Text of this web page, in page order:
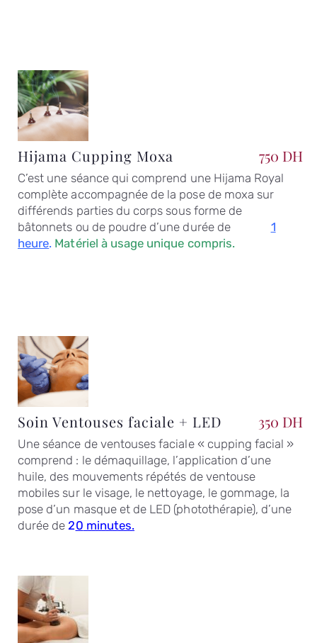
Hijama Cupping Moxa 750 DH
C’est une séance qui comprend une Hijama Royal
complète accompagnée de la pose de moxa sur
différends parties du corps sous forme de
bâtonnets ou de poudre d’une durée de 1
heure. Matériel à usage unique compris.
Soin Ventouses faciale + LED
Une séance de ventouses faciale « cupping facial »
comprend : le démaquillage, l’application d’une
huile, des mouvements répétés de ventouse
mobiles sur le visage, le nettoyage, le gommage, la
pose d’un masque et de LED (photothérapie), d’une
durée de 20 minutes.
350 DH